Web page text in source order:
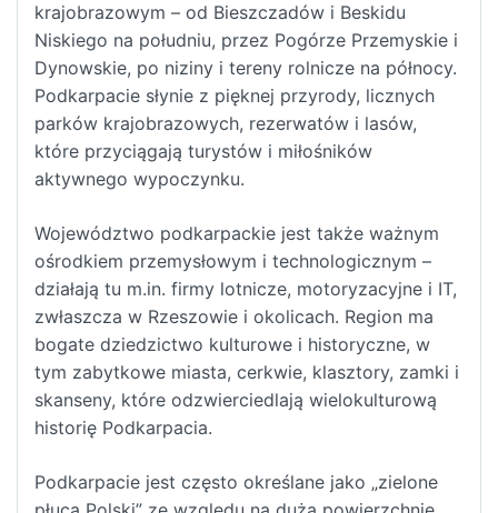
krajobrazowym – od Bieszczadów i Beskidu
Niskiego na południu, przez Pogórze Przemyskie i
Dynowskie, po niziny i tereny rolnicze na północy.
Podkarpacie słynie z pięknej przyrody, licznych
parków krajobrazowych, rezerwatów i lasów,
które przyciągają turystów i miłośników
aktywnego wypoczynku.
Województwo podkarpackie jest także ważnym
ośrodkiem przemysłowym i technologicznym –
działają tu m.in. firmy lotnicze, motoryzacyjne i IT,
zwłaszcza w Rzeszowie i okolicach. Region ma
bogate dziedzictwo kulturowe i historyczne, w
tym zabytkowe miasta, cerkwie, klasztory, zamki i
skanseny, które odzwierciedlają wielokulturową
historię Podkarpacia.
Podkarpacie jest często określane jako „zielone